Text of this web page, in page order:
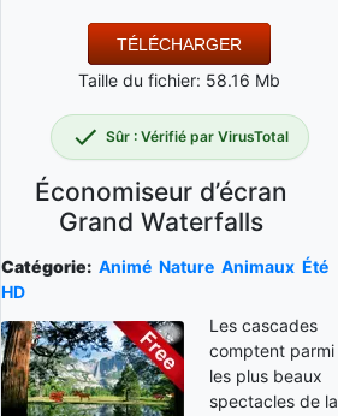
TÉLÉCHARGER
Taille du fichier: 58.16 Mb
Sûr : Vérifié par VirusTotal
Économiseur d’écran
Grand Waterfalls
Catégorie: Animé Nature Animaux Été
HD
Les cascades
comptent parmi
les plus beaux
spectacles de la